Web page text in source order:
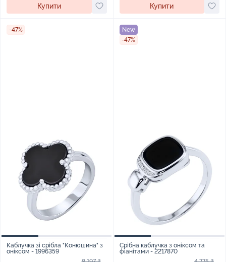
Купити Купити
-47%
Каблучка зі срібла "Конюшина" з
оніксом - 1996359
New
-47%
Срібна каблучка з оніксом та
фіанітами - 2217870